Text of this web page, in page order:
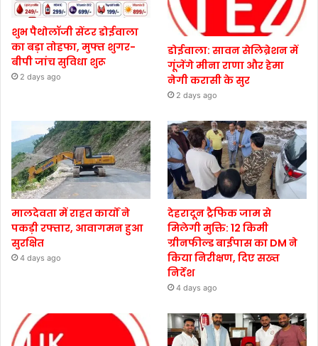
शुभ पैथोलॉजी सेंटर डोईवाला
का बड़ा तोहफा, मुफ्त शुगर-
बीपी जांच सुविधा शुरू
2 days ago
डोईवाला: सावन सेलिब्रेशन में
गूंजेंगे मीना राणा और हेमा
नेगी करासी के सुर
2 days ago
मालदेवता में राहत कार्यों ने
पकड़ी रफ्तार, आवागमन हुआ
सुरक्षित
4 days ago
देहरादून ट्रैफिक जाम से
मिलेगी मुक्ति: 12 किमी
ग्रीनफील्ड बाईपास का DM ने
किया निरीक्षण, दिए सख्त
निर्देश
4 days ago